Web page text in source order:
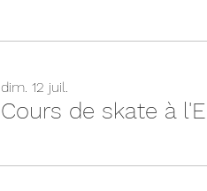
dim. 12 juil.
Cours de skate à